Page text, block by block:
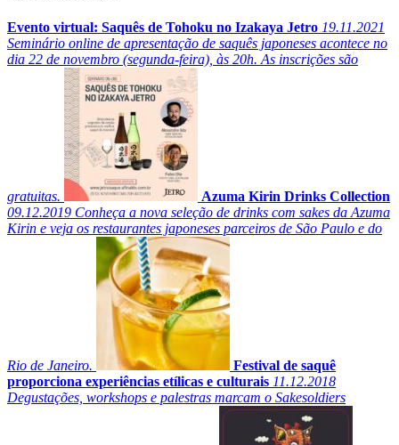
Evento virtual: Saquês de Tohoku no Izakaya Jetro 19.11.2021
Seminário online de apresentação de saquês japoneses acontece no
dia 22 de novembro (segunda-feira), às 20h. As inscrições são
gratuitas.
Azuma Kirin Drinks Collection
09.12.2019 Conheça a nova seleção de drinks com sakes da Azuma
Kirin e veja os restaurantes japoneses parceiros de São Paulo e do
Rio de Janeiro.
Festival de saquê
proporciona experiências etílicas e culturais 11.12.2018
Degustações, workshops e palestras marcam o Sakesoldiers